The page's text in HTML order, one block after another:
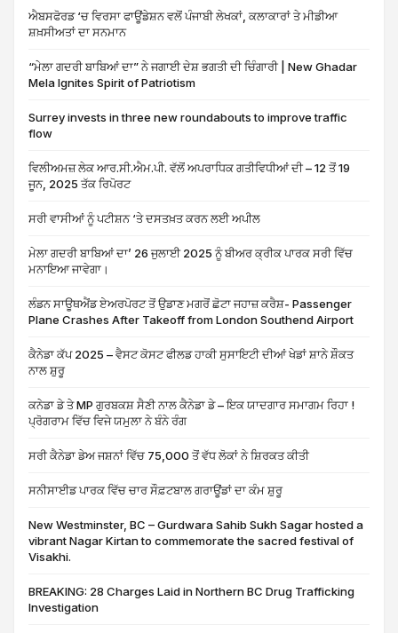
ਐਬਸਫੋਰਡ ‘ਚ ਵਿਰਸਾ ਫਾਊਂਡੇਸ਼ਨ ਵਲੋਂ ਪੰਜਾਬੀ ਲੇਖਕਾਂ, ਕਲਾਕਾਰਾਂ ਤੇ ਮੀਡੀਆ
ਸ਼ਖ਼ਸੀਅਤਾਂ ਦਾ ਸਨਮਾਨ
“ਮੇਲਾ ਗਦਰੀ ਬਾਬਿਆਂ ਦਾ” ਨੇ ਜਗਾਈ ਦੇਸ਼ ਭਗਤੀ ਦੀ ਚਿੰਗਾਰੀ | New Ghadar
Mela Ignites Spirit of Patriotism
Surrey invests in three new roundabouts to improve traffic
flow
ਵਿਲੀਅਮਜ਼ ਲੇਕ ਆਰ.ਸੀ.ਐਮ.ਪੀ. ਵੱਲੋਂ ਅਪਰਾਧਿਕ ਗਤੀਵਿਧੀਆਂ ਦੀ – 12 ਤੋਂ 19
ਜੂਨ, 2025 ਤੱਕ ਰਿਪੋਰਟ
ਸਰੀ ਵਾਸੀਆਂ ਨੂੰ ਪਟੀਸ਼ਨ ‘ਤੇ ਦਸਤਖ਼ਤ ਕਰਨ ਲਈ ਅਪੀਲ
ਮੇਲਾ ਗਦਰੀ ਬਾਬਿਆਂ ਦਾ’ 26 ਜੁਲਾਈ 2025 ਨੂੰ ਬੀਅਰ ਕ੍ਰੀਕ ਪਾਰਕ ਸਰੀ ਵਿੱਚ
ਮਨਾਇਆ ਜਾਵੇਗਾ।
ਲੰਡਨ ਸਾਊਥਐਂਡ ਏਅਰਪੋਰਟ ਤੋਂ ਉਡਾਣ ਮਗਰੋਂ ਛੋਟਾ ਜਹਾਜ਼ ਕਰੈਸ਼- Passenger
Plane Crashes After Takeoff from London Southend Airport
ਕੈਨੇਡਾ ਕੱਪ 2025 – ਵੈਸਟ ਕੋਸਟ ਫੀਲਡ ਹਾਕੀ ਸੁਸਾਇਟੀ ਦੀਆਂ ਖੇਡਾਂ ਸ਼ਾਨੇ ਸ਼ੌਕਤ
ਨਾਲ ਸ਼ੁਰੂ
ਕਨੇਡਾ ਡੇ ਤੇ MP ਗੁਰਬਕਸ਼ ਸੈਣੀ ਨਾਲ ਕੈਨੇਡਾ ਡੇ – ਇਕ ਯਾਦਗਾਰ ਸਮਾਗਮ ਰਿਹਾ !
ਪ੍ਰੋਗਰਾਮ ਵਿੱਚ ਵਿਜੇ ਯਮੁਲਾ ਨੇ ਬੰਨੇ ਰੰਗ
ਸਰੀ ਕੈਨੇਡਾ ਡੇਅ ਜਸ਼ਨਾਂ ਵਿੱਚ 75,000 ਤੋਂ ਵੱਧ ਲੋਕਾਂ ਨੇ ਸ਼ਿਰਕਤ ਕੀਤੀ
ਸਨੀਸਾਈਡ ਪਾਰਕ ਵਿੱਚ ਚਾਰ ਸੌਫ਼ਟਬਾਲ ਗਰਾਊਂਡਾਂ ਦਾ ਕੰਮ ਸ਼ੁਰੂ
New Westminster, BC – Gurdwara Sahib Sukh Sagar hosted a
vibrant Nagar Kirtan to commemorate the sacred festival of
Visakhi.
BREAKING: 28 Charges Laid in Northern BC Drug Trafficking
Investigation